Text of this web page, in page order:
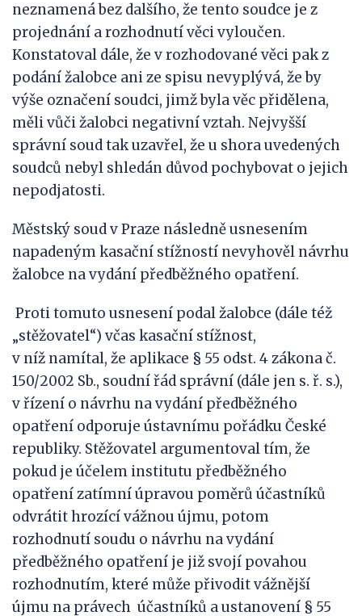
neznamená bez dalšího, že tento soudce je z
projednání a rozhodnutí věci vyloučen.
Konstatoval dále, že v rozhodované věci pak z
podání žalobce ani ze spisu nevyplývá, že by
výše označení soudci, jimž byla věc přidělena,
měli vůči žalobci negativní vztah. Nejvyšší
správní soud tak uzavřel, že u shora uvedených
soudců nebyl shledán důvod pochybovat o jejich
nepodjatosti.
Městský soud v Praze následně usnesením
napadeným kasační stížností nevyhověl návrhu
žalobce na vydání předběžného opatření.
Proti tomuto usnesení podal žalobce (dále též
„stěžovatel“) včas kasační stížnost,
v níž namítal, že aplikace § 55 odst. 4 zákona č.
150/2002 Sb., soudní řád správní (dále jen s. ř. s.),
v řízení o návrhu na vydání předběžného
opatření odporuje ústavnímu pořádku České
republiky. Stěžovatel argumentoval tím, že
pokud je účelem institutu předběžného
opatření zatímní úpravou poměrů účastníků
odvrátit hrozící vážnou újmu, potom
rozhodnutí soudu o návrhu na vydání
předběžného opatření je již svojí povahou
rozhodnutím, které může přivodit vážnější
újmu na právech účastníků a ustanovení § 55